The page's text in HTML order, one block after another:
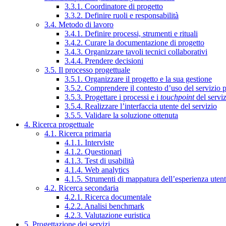
3.3.1. Coordinatore di progetto
3.3.2. Definire ruoli e responsabilità
3.4. Metodo di lavoro
3.4.1. Definire processi, strumenti e rituali
3.4.2. Curare la documentazione di progetto
3.4.3. Organizzare tavoli tecnici collaborativi
3.4.4. Prendere decisioni
3.5. Il processo progettuale
3.5.1. Organizzare il progetto e la sua gestione
3.5.2. Comprendere il contesto d’uso del servizio
3.5.3. Progettare i processi e i touchpointdel
3.5.4. Realizzare l’interfaccia utente del servizio
3.5.5. Validare la soluzione ottenuta
4. Ricerca progettuale
4.1. Ricerca primaria
4.1.1. Interviste
4.1.2. Questionari
4.1.3. Test di usabilità
4.1.4. Web analytics
4.1.5. Strumenti di mappatura dell’esperienza
4.2. Ricerca secondaria
4.2.1. Ricerca documentale
4.2.2. Analisi benchmark
4.2.3. Valutazione euristica
5. Progettazione dei servizi